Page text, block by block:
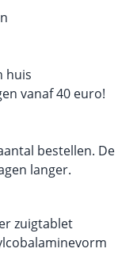
huis
vanaf 40 euro!
bestellen. De
langer.
zuigtablet